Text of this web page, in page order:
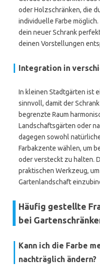
oder Holzschränken, die
individuelle Farbe
dein neuer Schrank
deinen Vorstellungen
Integration in
In kleinen Stadtgärten ist
sinnvoll, damit der
begrenzte Raum
Landschaftsgärten oder
dagegen sowohl
Farbakzente wählen, um
oder versteckt zu halten.
praktischen Werkzeug,
Gartenlandschaft
Häufig gestellte
bei
Kann ich die Farbe
nachträglich ändern?